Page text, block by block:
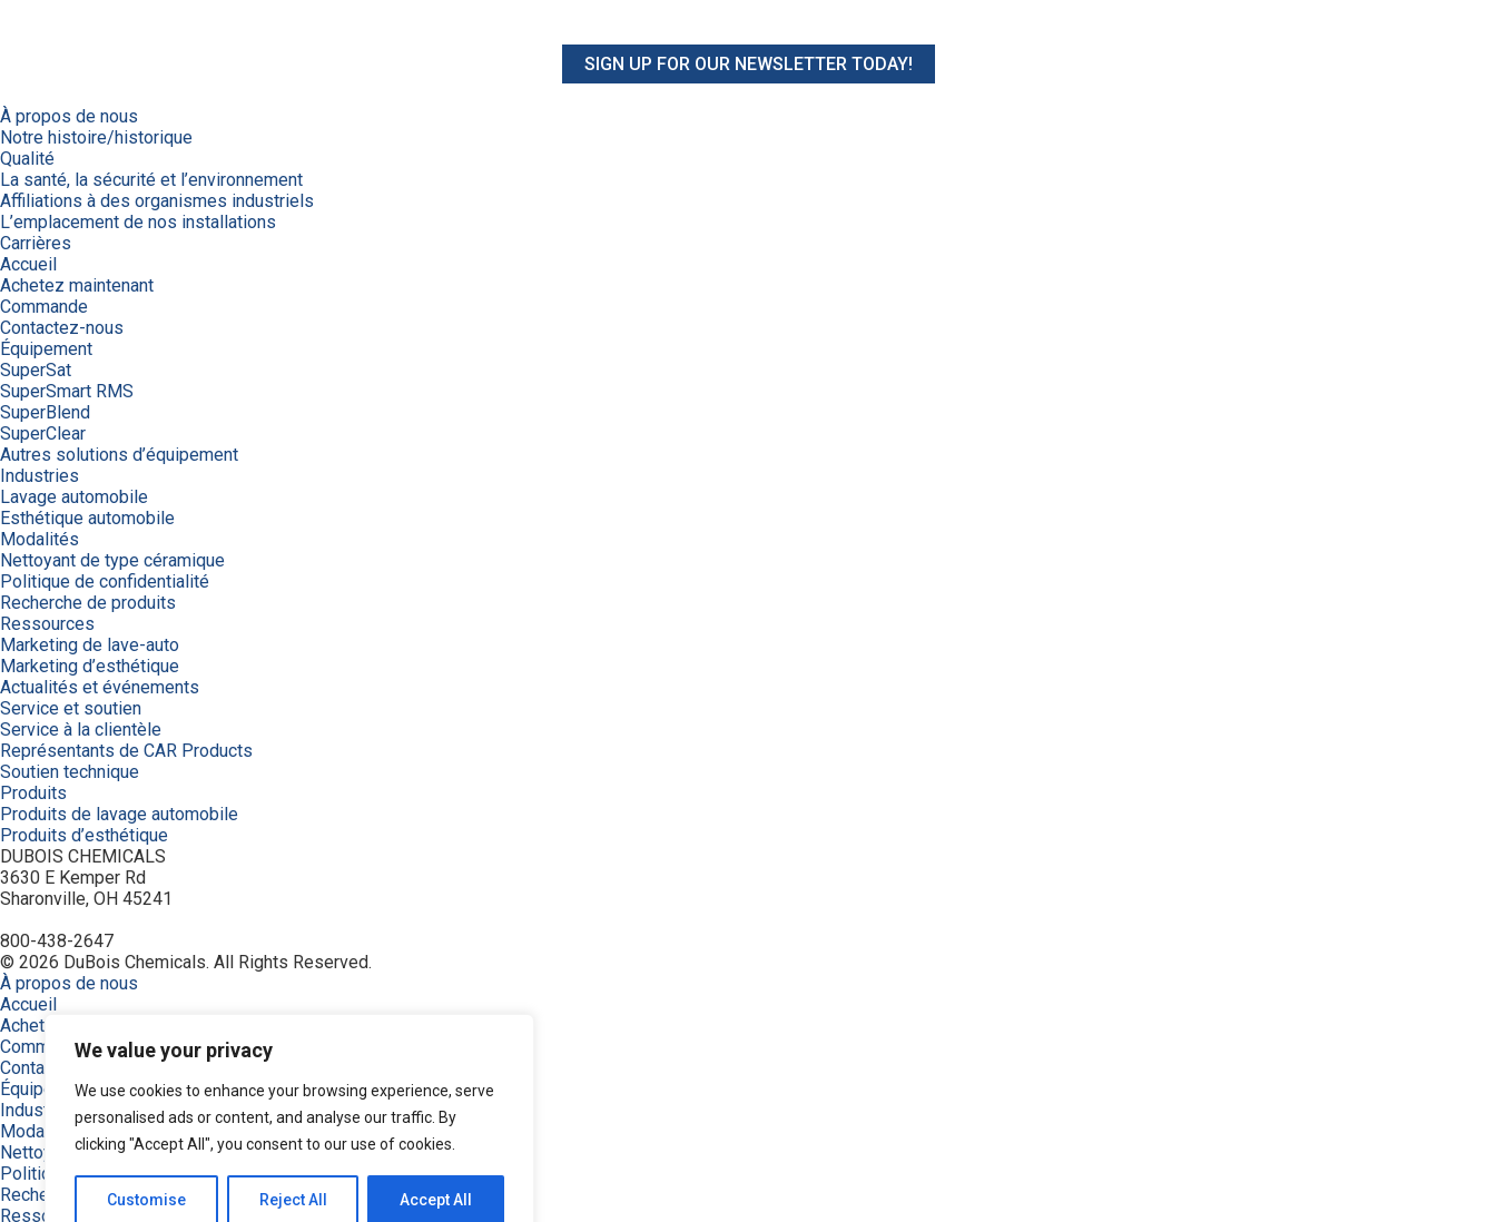
We value your privacy
We use cookies to enhance your browsing experience, serve
personalised ads or content, and analyse our traffic. By
clicking "Accept All", you consent to our use of cookies.
Customise Reject All Accept All
SIGN UP FOR OUR NEWSLETTER TODAY!
À propos de nous
Notre histoire/historique
Qualité
La santé, la sécurité et l’environnement
Affiliations à des organismes industriels
L’emplacement de nos installations
Carrières
Accueil
Achetez maintenant
Commande
Contactez-nous
Équipement
SuperSat
SuperSmart RMS
SuperBlend
SuperClear
Autres solutions d’équipement
Industries
Lavage automobile
Esthétique automobile
Modalités
Nettoyant de type céramique
Politique de confidentialité
Recherche de produits
Ressources
Marketing de lave-auto
Marketing d’esthétique
Actualités et événements
Service et soutien
Service à la clientèle
Représentants de CAR Products
Soutien technique
Produits
Produits de lavage automobile
Produits d’esthétique
DUBOIS CHEMICALS
3630 E Kemper Rd
Sharonville, OH 45241
800-438-2647
© 2026 DuBois Chemicals. All Rights Reserved.
À propos de nous
Accueil
Achetez maintenant
Commande
Contactez-nous
Équipement
Industries
Modalités
Nettoyant de type céramique
Politique de confidentialité
Recherche de produits
Ressources